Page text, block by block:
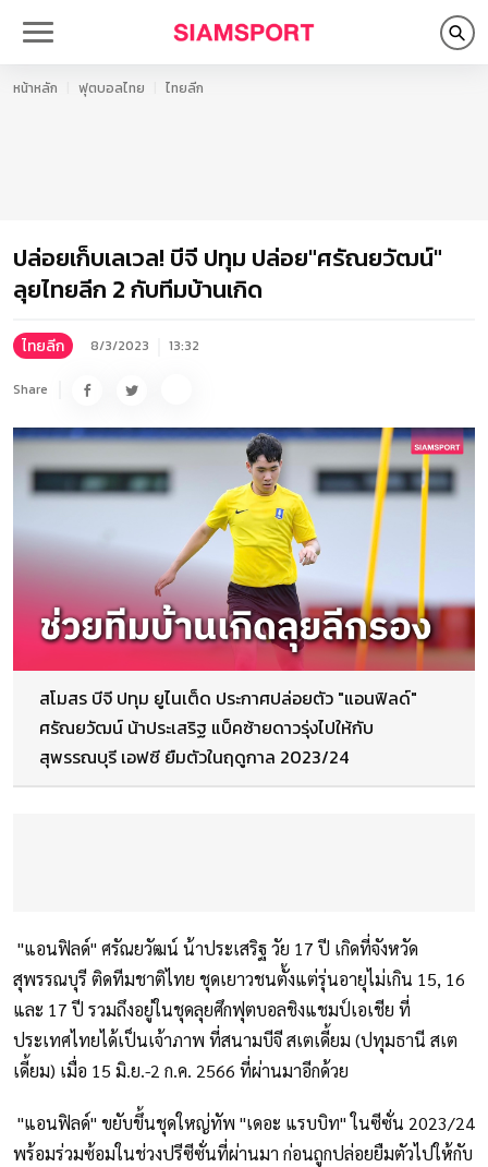
หน้าหลัก ฟุตบอลไทย ไทยลีก
ปล่อยเก็บเลเวล! บีจี ปทุม ปล่อย"ศรัณยวัฒน์"
ลุยไทยลีก 2 กับทีมบ้านเกิด
ไทยลีก 8/3/2023 13:32
Share
สโมสร บีจี ปทุม ยูไนเต็ด ประกาศปล่อยตัว "แอนฟิลด์"
ศรัณยวัฒน์ น้าประเสริฐ แบ็คซ้ายดาวรุ่งไปให้กับ
สุพรรณบุรี เอฟซี ยืมตัวในฤดูกาล 2023/24 ⁣
"แอนฟิลด์" ศรัณยวัฒน์ น้าประเสริฐ วัย 17 ปี เกิดที่จังหวัด
สุพรรณบุรี ติดทีมชาติไทย ชุดเยาวชนตั้งแต่รุ่นอายุไม่เกิน 15, 16
และ 17 ปี รวมถึงอยู่ในชุดลุยศึกฟุตบอลชิงแชมป์เอเชีย ที่
ประเทศไทยได้เป็นเจ้าภาพ ที่สนามบีจี สเตเดี้ยม (ปทุมธานี สเต
เดี้ยม) เมื่อ 15 มิ.ย.-2 ก.ค. 2566 ที่ผ่านมาอีกด้วย
"แอนฟิลด์" ขยับขึ้นชุดใหญ่ทัพ "เดอะ แรบบิท" ในซีซั่น 2023/24
พร้อมร่วมซ้อมในช่วงปรีซีซั่นที่ผ่านมา ก่อนถูกปล่อยยืมตัวไปให้กับ